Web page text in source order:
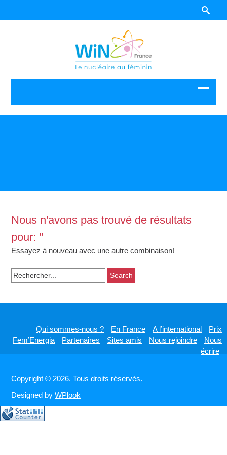
Nous n'avons pas trouvé de résultats
pour: ''
Essayez à nouveau avec une autre combinaison!
Search
for:
Qui sommes-nous ? En France A l’international
Prix
Fem’Energia
Partenaires Sites amis Nous rejoindre
Nous
écrire
Copyright © 2026. Tous droits réservés.
Designed byWPlook